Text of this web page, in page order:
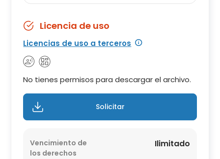
Licencia de uso
Licencias de uso a terceros
No tienes permisos para descargar el archivo.
Solicitar
Vencimiento de
los derechos
Ilimitado